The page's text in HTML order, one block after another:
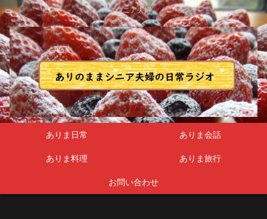
シニア夫婦
ありま日常 ありま会話
ありま料理 ありま旅行
お問い合わせ